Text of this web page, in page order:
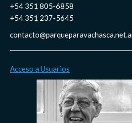
+54 351 805-6858
+54 351 237-5645
Acceso a Usuarios